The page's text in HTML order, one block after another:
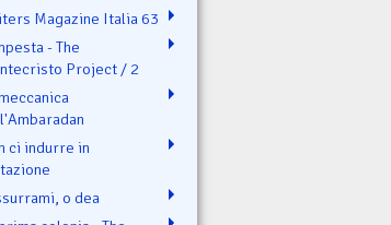
Magazine Italia 63
- The
Project / 2
ci indurre in
o dea